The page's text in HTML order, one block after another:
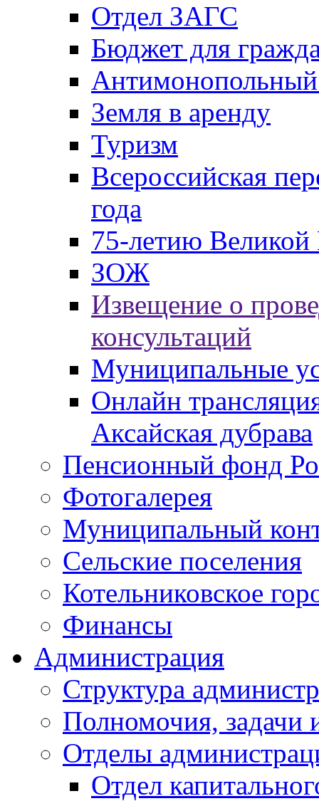
Отдел ЗАГС
Бюджет для
Антимонопольный
Земля в аренду
Туризм
Всероссийская
года
75-летию
ЗОЖ
Извещение о
консультаций
Муниципальные
Онлайн
Аксайская дубрава
Пенсионный фонд
Фотогалерея
Муниципальный
Сельские поселения
Котельниковское
Финансы
Администрация
Структура
Полномочия, задачи
Отделы
Отдел